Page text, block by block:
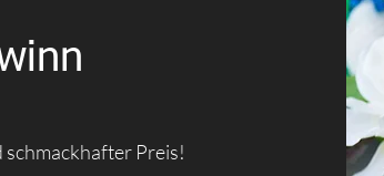
Preis!